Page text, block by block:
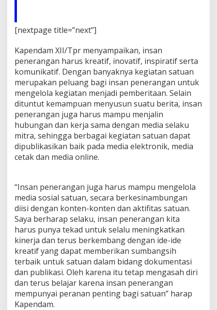
o
a
d
a
n
S
a
i
k
a
n
B
e
r
a
[nextpage title=”next”]
Kapendam XII/Tpr menyampaikan, insan
penerangan harus kreatif, inovatif, inspiratif serta
komunikatif. Dengan banyaknya kegiatan satuan
merupakan peluang bagi insan penerangan untuk
mengelola kegiatan menjadi pemberitaan. Selain
dituntut kemampuan menyusun suatu berita, insan
penerangan juga harus mampu menjalin
hubungan dan kerja sama dengan media selaku
mitra, sehingga berbagai kegiatan satuan dapat
dipublikasikan baik pada media elektronik, media
cetak dan media online.
“Insan penerangan juga harus mampu mengelola
media sosial satuan, secara berkesinambungan
diisi dengan konten-konten dan aktifitas satuan.
Saya berharap selaku, insan penerangan kita
harus punya tekad untuk selalu meningkatkan
kinerja dan terus berkembang dengan ide-ide
kreatif yang dapat memberikan sumbangsih
terbaik untuk satuan dalam bidang dokumentasi
dan publikasi. Oleh karena itu tetap mengasah diri
dan terus belajar karena insan penerangan
mempunyai peranan penting bagi satuan” harap
Kapendam.